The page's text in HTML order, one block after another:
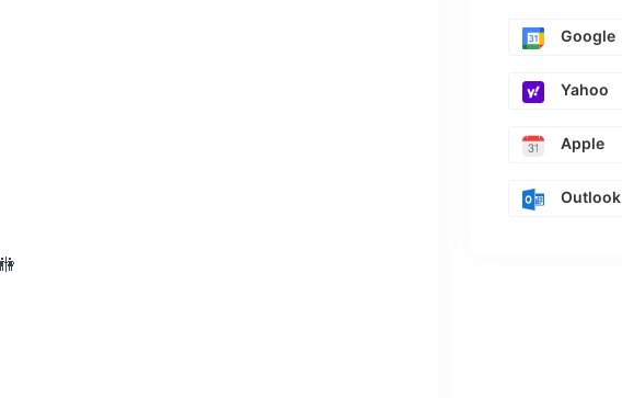
Google
Yahoo
Apple
Outlook